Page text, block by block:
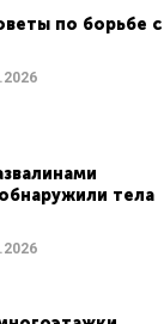
по борьбе с
тела